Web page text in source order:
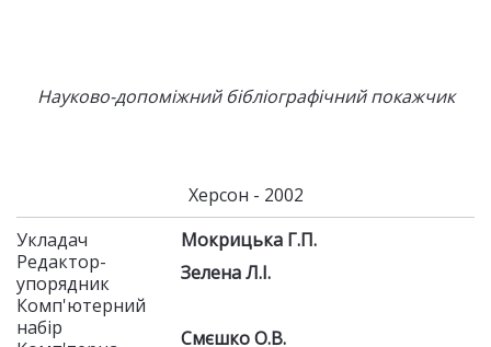
Науково-допоміжний бібліографічний покажчик
Херсон - 2002
Укладач
Мокрицька Г.П.
Редактор-
упорядник
Зелена Л.І.
Комп'ютерний
набір
Смєшко О.В.